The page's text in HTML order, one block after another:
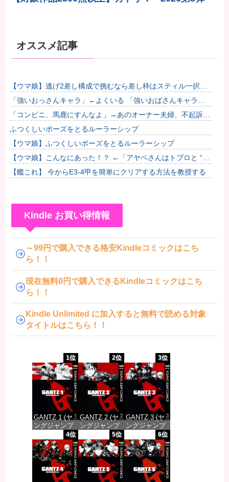
オススメ記事
【ウマ娘】逃げ2差し構成で挑むなら差し枠はスティル一択な
のだ。他
「強いおっさんキャラ」←よくいる 「強いおばさんキャラ」
← 全然いない他
「コンビニ、馬鹿にすんなよ」→あのオーナー夫婦、不起訴ｗ
ｗｗｗｗｗｗｗｗ
ふつくしいポーズをとるルーラーシップ
【ウマ娘】ふつくしいポーズをとるルーラーシップ
【ウマ娘】こんなにあった！？ ←「アヤベさんはトプロと “1”
差だぞ」
【艦これ】 今からE3-4甲を簡単にクリアする方法を教授する
Kindle お買い得情報
～99円で購入できる格安Kindleコミックはこち
ら！！
現在無料0円で購入できるKindleコミックはこち
ら！！
Kindle Unlimited に加入すると無料で読める対象
タイトルはこちら！！
1位
GANTZ 1 (ヤ
ングジャンプ
コミックス
DIGITAL)
価格：¥100
2位
GANTZ 2 (ヤ
ングジャンプ
コミックス
DIGITAL)
価格：¥100
3位
GANTZ 3 (ヤ
ングジャンプ
コミックス
DIGITAL)
価格：¥100
4位 5位 6位